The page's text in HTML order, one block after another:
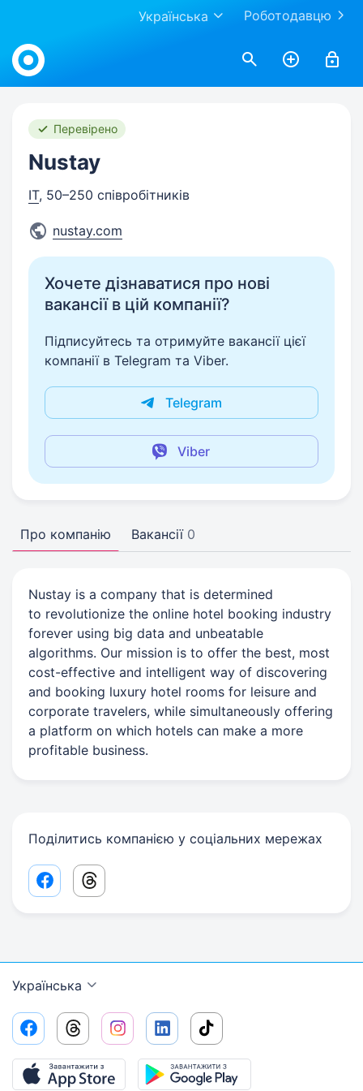
Роботодавцю
Українська
Work.ua
Перевірено
Nustay
IT, 50–250 співробітників
nustay.com
Хочете дізнаватися про нові
вакансії в цій компанії?
Підписуйтесь та отримуйте вакансії цієї
компанії в Telegram та Viber.
Telegram
Viber
Про компанію Вакансії 0
Nustay is a company that is determined
to revolutionize the online hotel booking industry
forever using big data and unbeatable
algorithms. Our mission is to offer the best, most
cost-effective and intelligent way of discovering
and booking luxury hotel rooms for leisure and
corporate travelers, while simultaneously offering
a platform on which hotels can make a more
profitable business.
Поділитись компанією у соціальних мережах
Facebook share link
Threads share link
Українська